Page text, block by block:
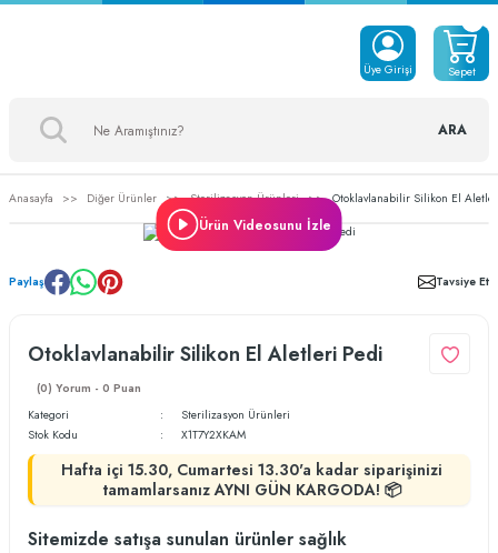
ARA
Üye Girişi Sepet
Anasayfa Diğer Ürünler Sterilizasyon Ürünleri Otoklavlanabilir Silikon El
Ürün Videosunu İzle
Paylaş Tavsiye Et
Otoklavlanabilir Silikon El Aletleri Pedi
(0) Yorum - 0 Puan
Kategori
Sterilizasyon Ürünleri
Stok Kodu
X1T7Y2XKAM
Hafta içi 15.30, Cumartesi 13.30'a kadar siparişinizi
tamamlarsanız AYNI GÜN KARGODA! 📦
Sitemizde satışa sunulan ürünler sağlık